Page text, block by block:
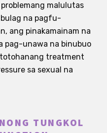
malulutas
na pagfu-
ang pinakamainam na
pag-unawa na binubuo
treatment
sa sexual na
TUNGKOL